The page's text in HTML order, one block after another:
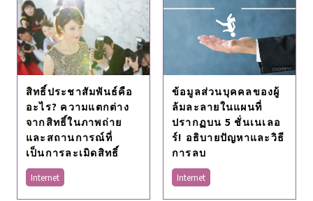
สิทธิ์ประชาสัมพันธ์คือ
อะไร? ความแตกต่าง
จากสิทธิ์ในภาพถ่าย
และสถานการณ์ที่
เป็นการละเมิดสิทธิ์
Internet
ข้อมูลส่วนบุคคลของผู้
ล้มละลายในแผนที่
ปรากฏบน 5 ชั่นเนเลอ
ร์! อธิบายปัญหาและวิธี
การลบ
Internet